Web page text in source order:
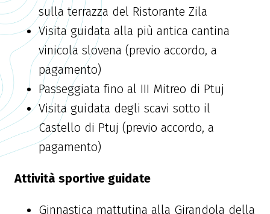
sulla terrazza del Ristorante Zila
Visita guidata alla più antica cantina
vinicola slovena (previo accordo, a
pagamento)
Passeggiata fino al III Mitreo di Ptuj
Visita guidata degli scavi sotto il
Castello di Ptuj (previo accordo, a
pagamento)
Attività sportive guidate
Ginnastica mattutina alla Girandola della